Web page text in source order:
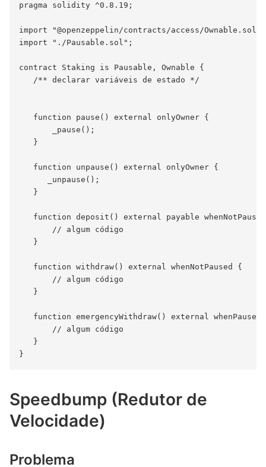
pragma solidity ^0.8.19;
import "@openzeppelin/contracts/access/Ownable.sol";
import "./Pausable.sol";
contract Staking is Pausable, Ownable {
   /** declarar variáveis de estado */
   function pause() external onlyOwner {
       _pause();
   }
   function unpause() external onlyOwner {
      _unpause();
   }
function deposit() external payable
       // algum código
   }
   function withdraw() external whenNotPaused {
       // algum código
   }
function emergencyWithdraw() external whenPaused
       // algum código
   }
Speedbump (Redutor de
Velocidade)
Problema